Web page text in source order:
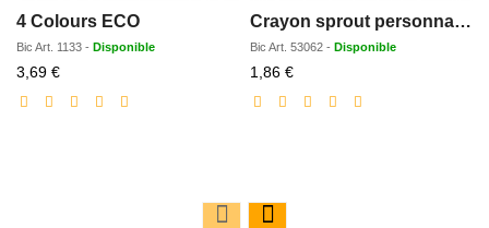
4 Colours ECO
Bic Art. 1133 - Disponible
3,69 €Prix
réduit
Crayon sprout personnalisé
Bic Art. 53062 - Disponible
1,86 €Prix
réduit